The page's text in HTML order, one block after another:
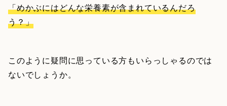
「めかぶにはどんな栄養素が含まれているんだろ
う？」
このように疑問に思っている方もいらっしゃるのでは
ないでしょうか。